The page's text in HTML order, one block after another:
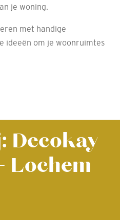
je woning.
met handige
ideeën om je woonruimtes
Decokay
Lochem